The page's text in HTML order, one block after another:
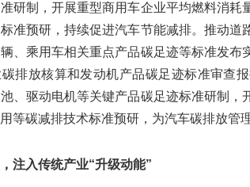
研制，开展重型商用车企业平均燃料消
准预研，持续促进汽车节能减排。推动
、乘用车相关重点产品碳足迹等标准发
排放核算和发动机产品碳足迹标准审查
、驱动电机等关键产品碳足迹标准研制
等碳减排技术标准预研，为汽车碳排放管
注入传统产业“升级动能”